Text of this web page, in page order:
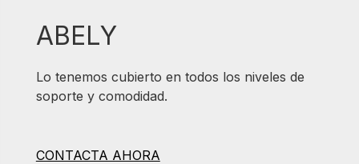
ABELY
Lo tenemos cubierto en todos los niveles de
soporte y comodidad.
CONTACTA AHORA